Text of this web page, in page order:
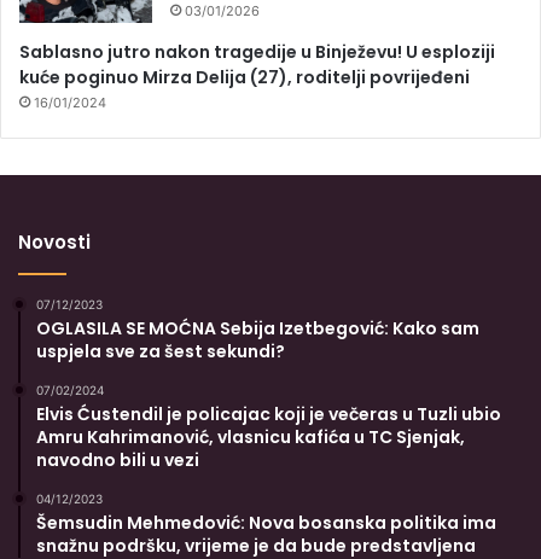
03/01/2026
Sablasno jutro nakon tragedije u Binježevu! U esploziji
kuće poginuo Mirza Delija (27), roditelji povrijeđeni
16/01/2024
Novosti
07/12/2023
OGLASILA SE MOĆNA Sebija Izetbegović: Kako sam
uspjela sve za šest sekundi?
07/02/2024
Elvis Ćustendil je policajac koji je večeras u Tuzli ubio
Amru Kahrimanović, vlasnicu kafića u TC Sjenjak,
navodno bili u vezi
04/12/2023
Šemsudin Mehmedović: Nova bosanska politika ima
snažnu podršku, vrijeme je da bude predstavljena